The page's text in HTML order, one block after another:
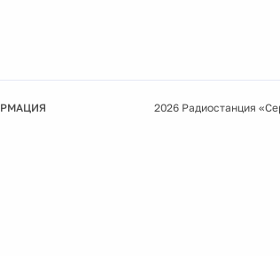
2026 Радиостанция